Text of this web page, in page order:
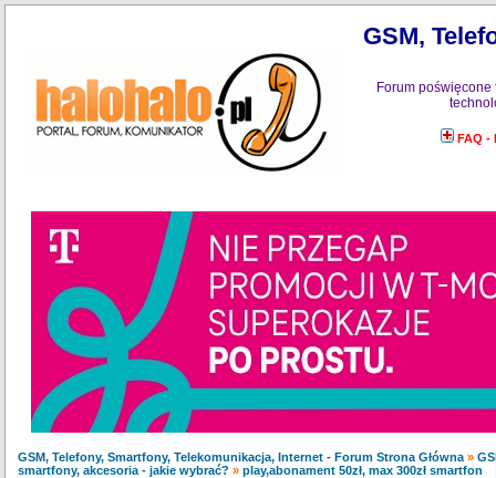
GSM,
Forum
FAQ -
GSM, Telefony, Smartfony, Telekomunikacja, Internet - Forum Strona Główna »
smartfony, akcesoria - jakie wybrać? » play,abonament 50zł, max 300zł smartfon